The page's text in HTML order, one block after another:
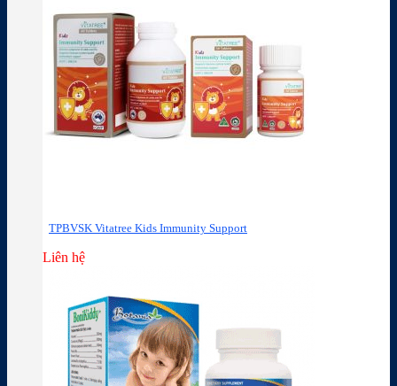
TPBVSK Vitatree Kids Immunity Support
Liên hệ